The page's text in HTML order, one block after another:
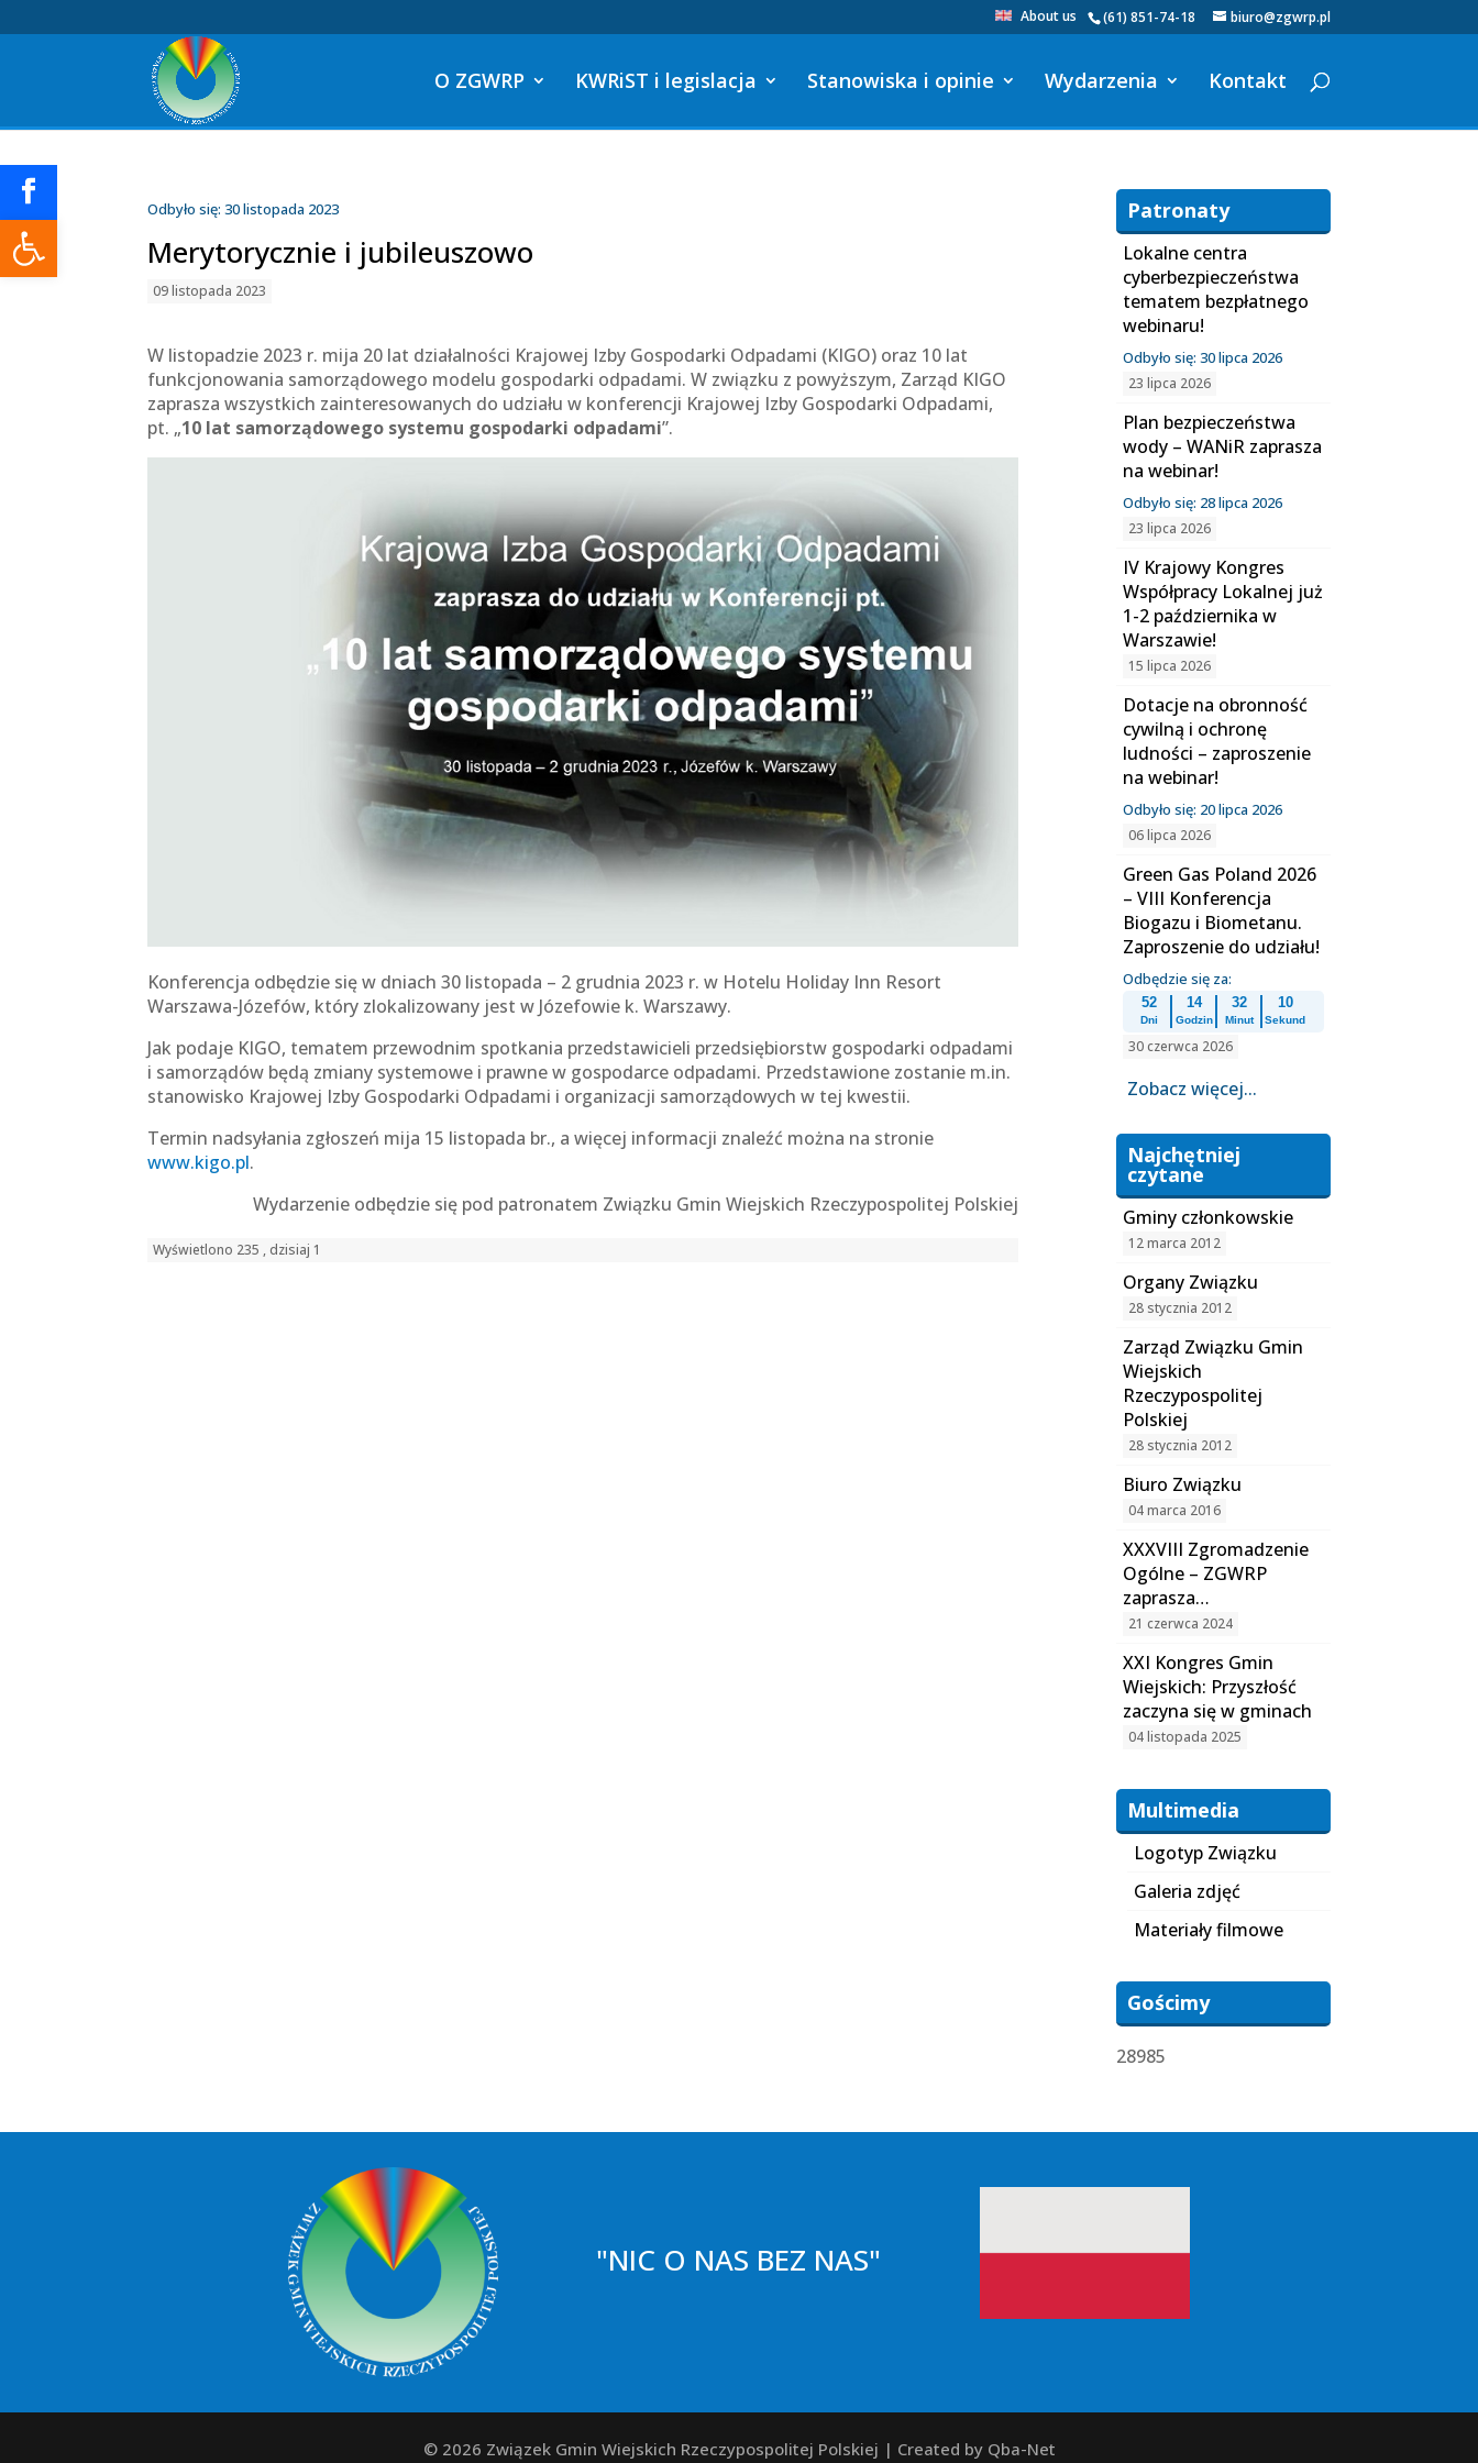
Otwórz pasek narzędzi
(61) 851-74-18 biuro@zgwrp.pl
About us
O ZGWRP KWRiST i legislacja Stanowiska i opinie Wydarzenia Kontakt
Odbyło się: 30 listopada 2023
Merytorycznie i jubileuszowo
09 listopada 2023
W listopadzie 2023 r. mija 20 lat działalności Krajowej Izby Gospodarki Odpadami (KIGO) oraz 10 lat
funkcjonowania samorządowego modelu gospodarki odpadami. W związku z powyższym, Zarząd KIGO
zaprasza wszystkich zainteresowanych do udziału w konferencji Krajowej Izby Gospodarki Odpadami,
pt. „10 lat samorządowego systemu gospodarki odpadami”.
Konferencja odbędzie się w dniach 30 listopada – 2 grudnia 2023 r. w Hotelu Holiday Inn Resort
Warszawa-Józefów, który zlokalizowany jest w Józefowie k. Warszawy.
Jak podaje KIGO, tematem przewodnim spotkania przedstawicieli przedsiębiorstw gospodarki odpadami
i samorządów będą zmiany systemowe i prawne w gospodarce odpadami. Przedstawione zostanie m.in.
stanowisko Krajowej Izby Gospodarki Odpadami i organizacji samorządowych w tej kwestii.
Termin nadsyłania zgłoszeń mija 15 listopada br., a więcej informacji znaleźć można na stronie
www.kigo.pl.
Wydarzenie odbędzie się pod patronatem Związku Gmin Wiejskich Rzeczypospolitej Polskiej
Wyświetlono 235 , dzisiaj 1
Patronaty
Lokalne centra
cyberbezpieczeństwa
tematem bezpłatnego
webinaru!
Odbyło się: 30 lipca 2026
23 lipca 2026
Plan bezpieczeństwa
wody – WANiR zaprasza
na webinar!
Odbyło się: 28 lipca 2026
23 lipca 2026
IV Krajowy Kongres
Współpracy Lokalnej już
1-2 października w
Warszawie!
15 lipca 2026
Dotacje na obronność
cywilną i ochronę
ludności – zaproszenie
na webinar!
Odbyło się: 20 lipca 2026
06 lipca 2026
Green Gas Poland 2026
– VIII Konferencja
Biogazu i Biometanu.
Zaproszenie do udziału!
Odbędzie się za:
52
Dni
14
Godzin
32
Minut
10
Sekund
30 czerwca 2026
Zobacz więcej...
Najchętniej
czytane
Gminy członkowskie
12 marca 2012
Organy Związku
28 stycznia 2012
Zarząd Związku Gmin
Wiejskich
Rzeczypospolitej
Polskiej
28 stycznia 2012
Biuro Związku
04 marca 2016
XXXVIII Zgromadzenie
Ogólne – ZGWRP
zaprasza…
21 czerwca 2024
XXI Kongres Gmin
Wiejskich: Przyszłość
zaczyna się w gminach
04 listopada 2025
Multimedia
Logotyp Związku
Galeria zdjęć
Materiały filmowe
Gościmy
28985
"NIC O NAS BEZ NAS"
© 2026 Związek Gmin Wiejskich Rzeczypospolitej Polskiej | Created by Qba-Net